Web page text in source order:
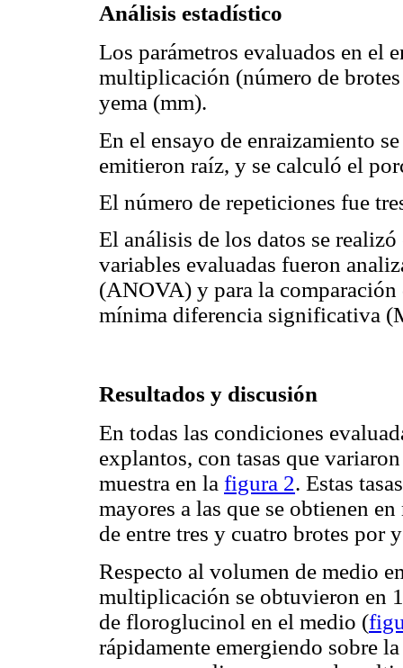
Análisis estadístico
Los parámetros evaluados en el
multiplicación (número de
yema (mm).
En el ensayo de enraizamiento
emitieron raíz, y se calculó el
El número de repeticiones fue
El análisis de los datos se
variables evaluadas fueron
(ANOVA) y para la
mínima diferencia significativa
Resultados y discusión
En todas las condiciones
explantos, con tasas que
muestra en la figura 2. Estas
mayores a las que se obtienen
de entre tres y cuatro brotes por
Respecto al volumen de medio
multiplicación se obtuvieron en
de floroglucinol en el medio (
rápidamente emergiendo sobre